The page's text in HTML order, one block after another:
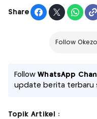
Share
Follow
FollowWhatsApp
update berita terbaru
Topik Artikel :